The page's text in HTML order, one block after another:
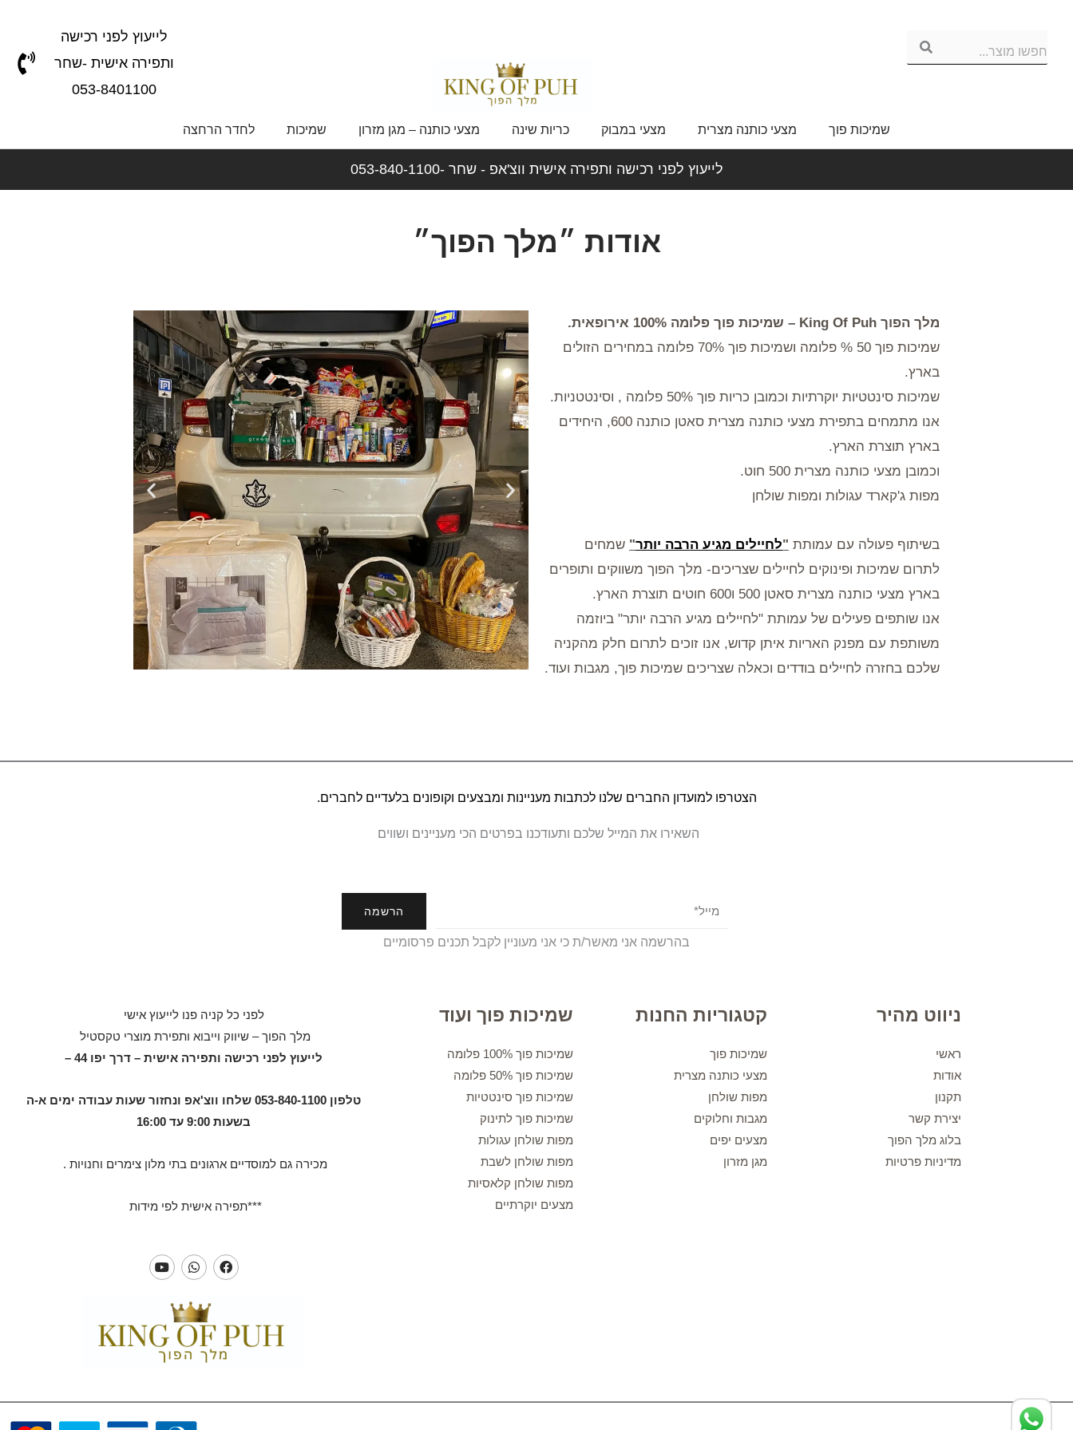
חפשו מוצר...
לייעוץ לפני רכישה
ותפירה אישית -שחר
053-8401100
שמיכות פוך מצעי כותנה מצרית מצעי במבוק כריות שינה מצעי כותנה – מגן מזרון שמיכות לחדר הרחצה
לייעוץ לפני רכישה ותפירה אישית ווצ'אפ - שחר -053-840-1100
אודות ״מלך הפוך״
מלך הפוך King Of Puh – שמיכות פוך פלומה 100% אירופאית.
שמיכות פוך 50 % פלומה ושמיכות פוך 70% פלומה במחירים הזולים
בארץ.
שמיכות סינטטיות יוקרתיות וכמובן כריות פוך 50% פלומה , וסינטטניות.
אנו מתמחים בתפירת מצעי כותנה מצרית סאטן כותנה 600, היחידים
בארץ תוצרת הארץ.
וכמובן מצעי כותנה מצרית 500 חוט.
מפות ג'קארד עגולות ומפות שולחן
בשיתוף פעולה עם עמותת "לחיילים מגיע הרבה יותר" שמחים
לתרום שמיכות ופינוקים לחיילים שצריכים- מלך הפוך משווקים ותופרים
בארץ מצעי כותנה מצרית סאטן 500 ו600 חוטים תוצרת הארץ.
אנו שותפים פעילים של עמותת "לחיילים מגיע הרבה יותר" ביוזמה
משותפת עם מפנק האריות איתן קדוש, אנו זוכים לתרום חלק מהקניה
שלכם בחזרה לחיילים בודדים וכאלה שצריכים שמיכות פוך, מגבות ועוד.
שקופית
קודמת
שקופית
הבאה
הצטרפו למועדון החברים שלנו לכתבות מעניינות ומבצעים וקופונים בלעדיים לחברים.
השאירו את המייל שלכם ותעודכנו בפרטים הכי מעניינים ושווים
הרשמה
בהרשמה אני מאשר/ת כי אני מעוניין לקבל תכנים פרסומיים
ניווט מהיר
ראשי
אודות
תקנון
יצירת קשר
בלוג מלך הפוך
מדיניות פרטיות
קטגוריות החנות
שמיכות פוך
מצעי כותנה מצרית
מפות שולחן
מגבות וחלוקים
מצעים יפים
מגן מזרון
שמיכות פוך ועוד
שמיכות פוך 100% פלומה
שמיכות פוך 50% פלומה
שמיכות פוך סינטטיות
שמיכות פוך לתינוק
מפות שולחן עגולות
מפות שולחן לשבת
מפות שולחן קלאסיות
מצעים יוקרתיים
לפני כל קניה פנו לייעוץ אישי
מלך הפוך – שיווק וייבוא ותפירת מוצרי טקסטיל
לייעוץ לפני רכישה ותפירה אישית – דרך יפו 44 –
טלפון 053-840-1100 שלחו ווצ'אפ ונחזור שעות עבודה ימים א-ה
בשעות 9:00 עד 16:00
מכירה גם למוסדיים ארגונים בתי מלון צימרים וחנויות .
***תפירה אישית לפי מידות
F
a
o
k
W
h
s
a
p
p
Y
o
b
e